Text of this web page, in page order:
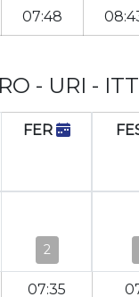
07:48
- URI -
FER
2
07:35